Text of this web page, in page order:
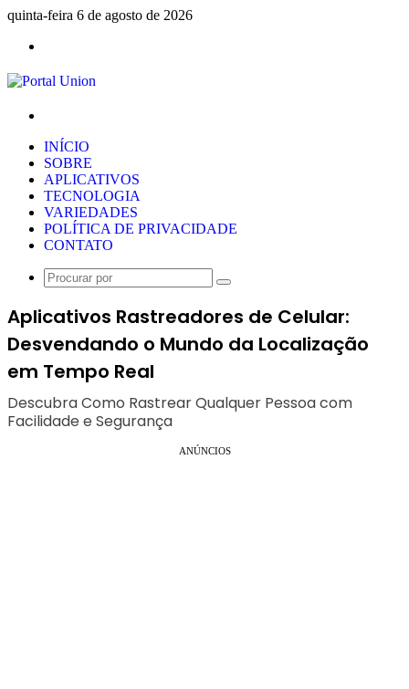
quinta-feira 6 de agosto de 2026
INÍCIO
SOBRE
APLICATIVOS
TECNOLOGIA
VARIEDADES
POLÍTICA DE PRIVACIDADE
CONTATO
Procurar
Aplicativos Rastreadores de Celular:
Desvendando o Mundo da Localização
em Tempo Real
Descubra Como Rastrear Qualquer Pessoa com
Facilidade e Segurança
ANÚNCIOS